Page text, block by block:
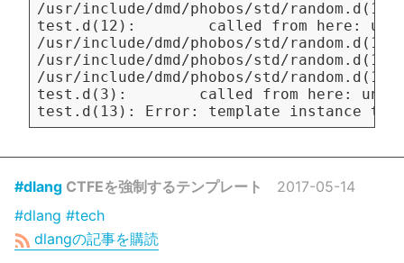
#dlang CTFEを強制するテンプレート
2017-05-14
#dlang #tech
dlangの記事を購読